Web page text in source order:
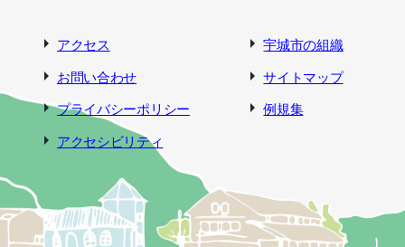
アクセス
宇城市の組織
お問い合わせ
サイトマップ
プライバシーポリシー
例規集
アクセシビリティ